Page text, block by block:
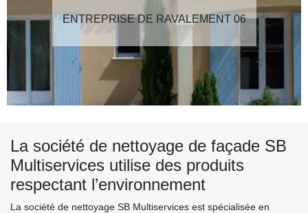
ENTREPRISE DE RAVALEMENT 06
La société de nettoyage de façade SB
Multiservices utilise des produits
respectant l’environnement
La société de nettoyage SB Multiservices est spécialisée en